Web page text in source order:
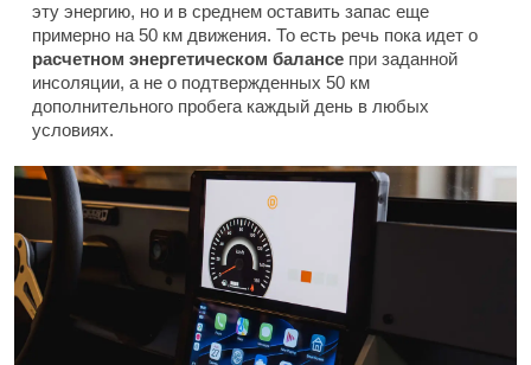
эту энергию, но и в среднем оставить запас еще
примерно на 50 км движения. То есть речь пока идет о
расчетном энергетическом балансе при заданной
инсоляции, а не о подтвержденных 50 км
дополнительного пробега каждый день в любых
условиях.